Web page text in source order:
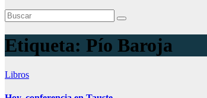
Etiqueta: Pío Baroja
Libros